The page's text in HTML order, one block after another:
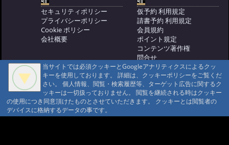
#121: 野口さん帰りました
@ '14 7/1 17:44
#120: 野口健さんが久し
@ '14 6/30 12:02
白蓮の歌碑を写真に撮ってき
ました
@ '14 6/21 19:28
#105:ザゼンソウが咲いていました
@ '14 4/13 10:17
#104:バスが14日ぶり
に来ます
@ '14 2/27 16:12
#103:道路が開通しました バスは
セキュリティポリシー
プライバシーポリシー
Cookie ポリシー
会社概要
仮予約 利用規定
請書予約 利用規定
会員規約
ポイント規定
コンテンツ著作権
問合せ
マウンテントラッド株式会社
〒386-1211 長野県上田市下之郷692
0268371176
© 1999-2026 MountAin TRAD ® Inc. https://www.mountaintrad.co.jp
当サイトでは必須クッキーとGoogleアナリティクスによるクッ
キーを使用しております。 詳細は、クッキーポリシーをご覧くだ
さい。 個人情報、閲覧・検索履歴等、ターゲット広告に関するク
ッキーは一切扱っておりません。 閲覧を継続される時はクッキー
の使用につき同意頂けたものとさせていただきます。 クッキーとは閲覧者の
デバイスに格納するデータの事です。